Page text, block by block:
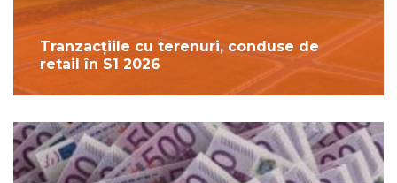
Tranzacțiile cu terenuri, conduse de
retail în S1 2026